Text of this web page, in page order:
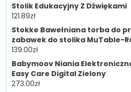
Stolik Edukacyjny Z Dźwiękami
121.89zł
Stokke Bawełniana torba do
zabawek do stolika MuTable-
139.00zł
Babymoov Niania
Easy Care Digital Zielony
273.00zł